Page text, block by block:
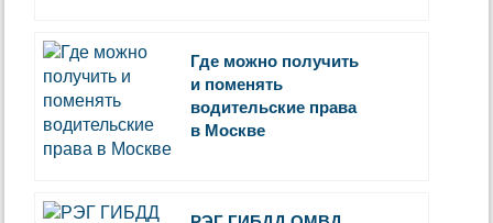
Где можно получить
и поменять
водительские права
в Москве